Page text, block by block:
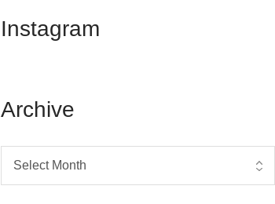
Instagram
Archive